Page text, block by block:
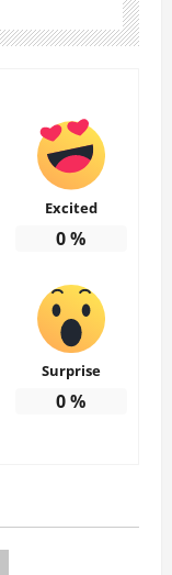
Excited
0%
Surprise
0%